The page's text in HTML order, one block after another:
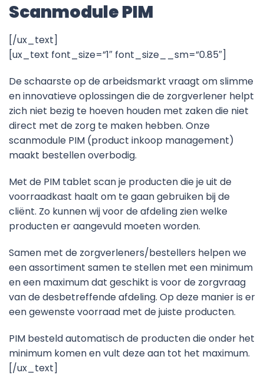
Scanmodule PIM
[/ux_text]
[ux_text font_size=”1″ font_size__sm=”0.85″]
De schaarste op de arbeidsmarkt vraagt om slimme
en innovatieve oplossingen die de zorgverlener helpt
zich niet bezig te hoeven houden met zaken die niet
direct met de zorg te maken hebben. Onze
scanmodule PIM (product inkoop management)
maakt bestellen overbodig.
Met de PIM tablet scan je producten die je uit de
voorraadkast haalt om te gaan gebruiken bij de
cliënt. Zo kunnen wij voor de afdeling zien welke
producten er aangevuld moeten worden.
Samen met de zorgverleners/bestellers helpen we
een assortiment samen te stellen met een minimum
en een maximum dat geschikt is voor de zorgvraag
van de desbetreffende afdeling. Op deze manier is er
een gewenste voorraad met de juiste producten.
PIM besteld automatisch de producten die onder het
minimum komen en vult deze aan tot het maximum.
[/ux_text]